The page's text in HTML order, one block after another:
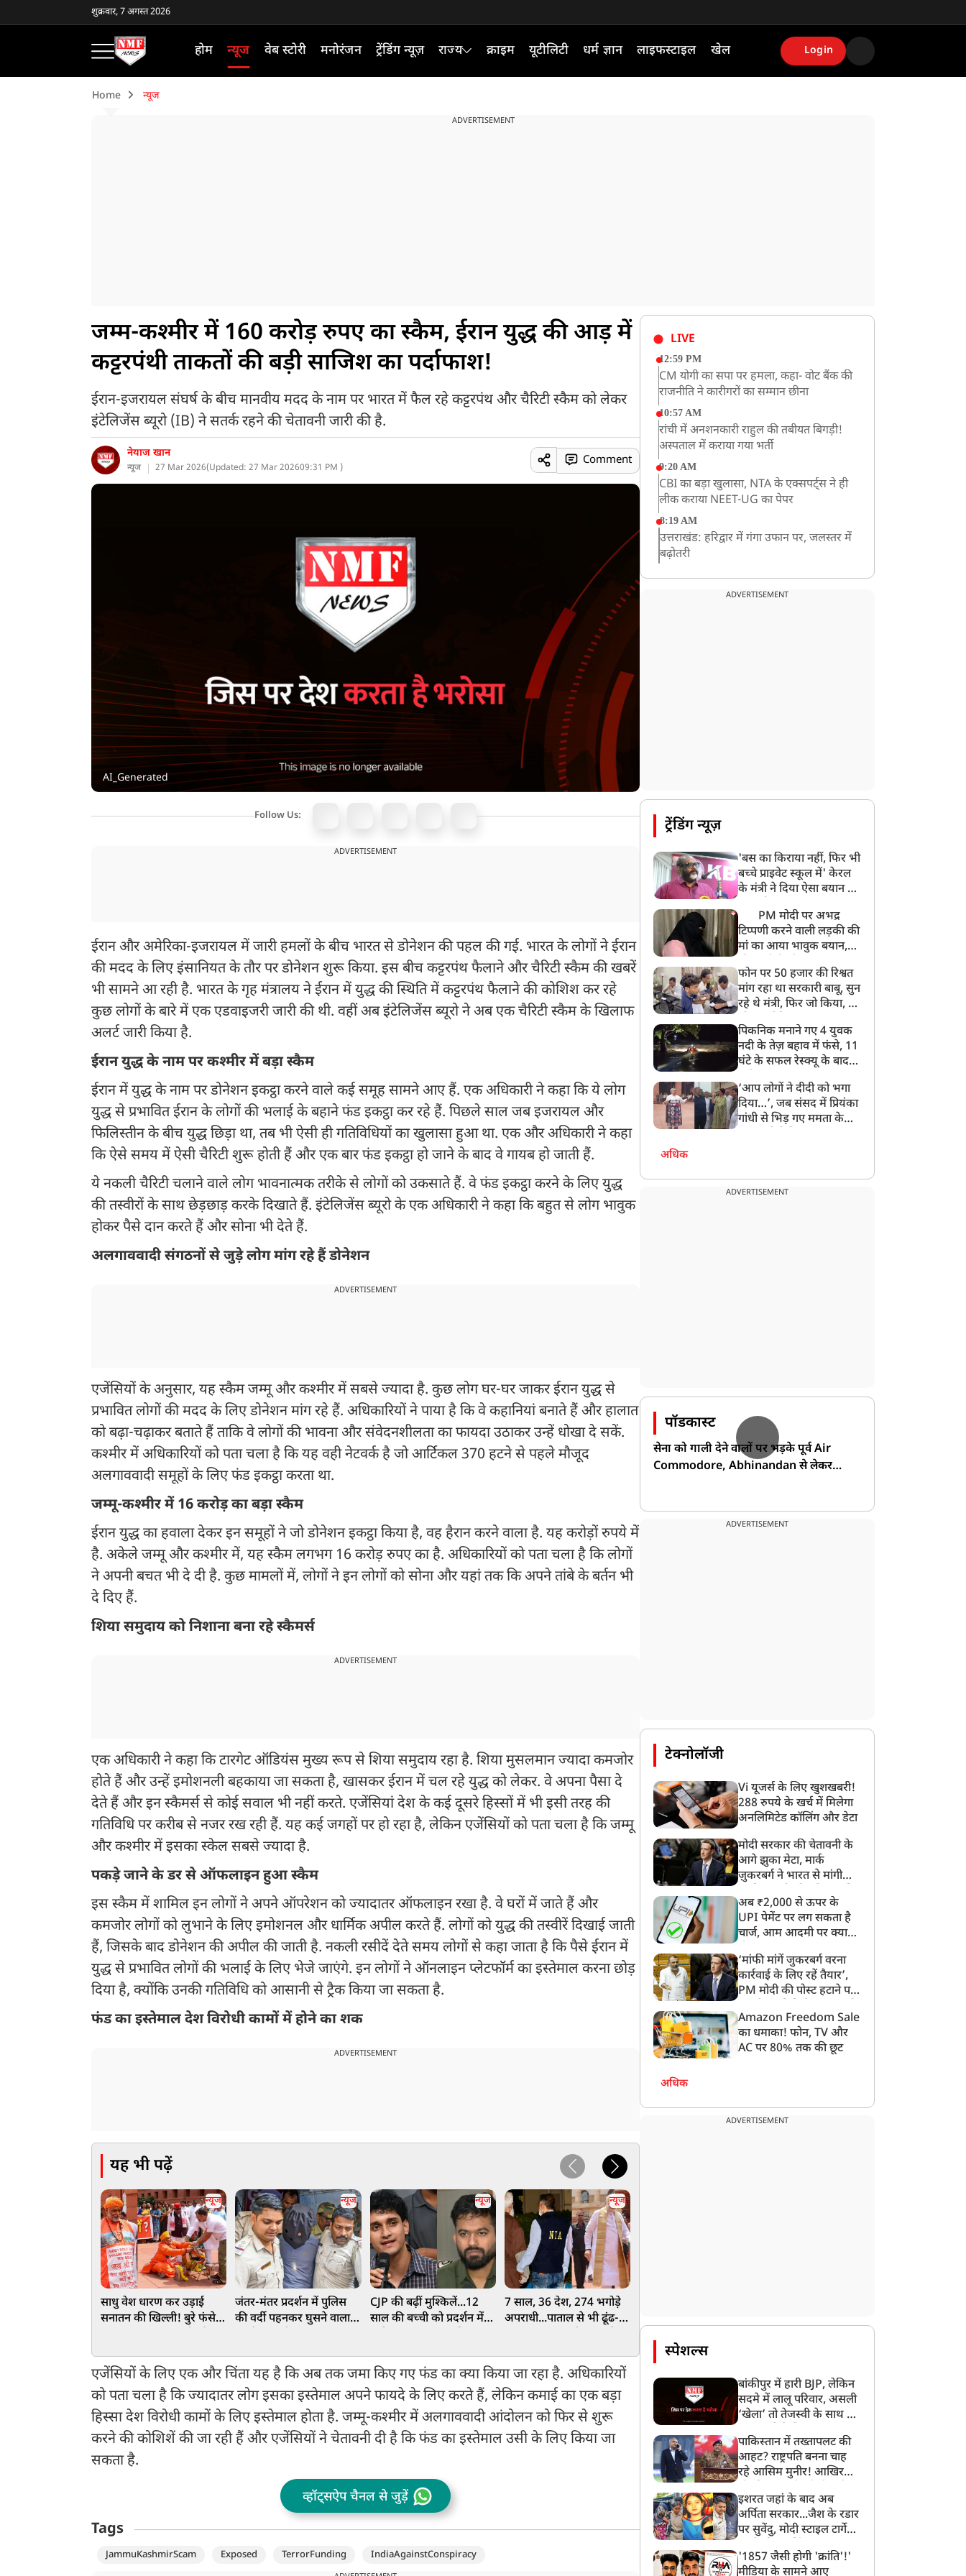
शुक्रवार, 7 अगस्त 2026
होम न्यूज वेब स्टोरी मनोरंजन ट्रेंडिंग न्यूज़ राज्य क्राइम यूटीलिटी धर्म ज्ञान लाइफस्टाइल खेल Login
Home न्यूज
ADVERTISEMENT
जम्म-कश्मीर में 160 करोड़ रुपए का स्कैम, ईरान युद्ध की आड़ में
कट्टरपंथी ताकतों की बड़ी साजिश का पर्दाफाश!
ईरान-इजरायल संघर्ष के बीच मानवीय मदद के नाम पर भारत में फैल रहे कट्टरपंथ और चैरिटी स्कैम को लेकर
इंटेलिजेंस ब्यूरो (IB) ने सतर्क रहने की चेतावनी जारी की है.
नेयाज खान
न्यूज 27 Mar 2026(Updated: 27 Mar 202609:31 PM )
Comment
AI_Generated
Follow Us:
ADVERTISEMENT
ईरान और अमेरिका-इजरायल में जारी हमलों के बीच भारत से डोनेशन की पहल की गई. भारत के लोगों ने ईरान
की मदद के लिए इंसानियत के तौर पर डोनेशन शुरू किया. इस बीच कट्टरपंथ फैलाने और चैरिटी स्कैम की खबरें
भी सामने आ रही है. भारत के गृह मंत्रालय ने ईरान में युद्ध की स्थिति में कट्टरपंथ फैलाने की कोशिश कर रहे
कुछ लोगों के बारे में एक एडवाइजरी जारी की थी. वहीं अब इंटेलिजेंस ब्यूरो ने अब एक चैरिटी स्कैम के खिलाफ
अलर्ट जारी किया है.
ईरान युद्ध के नाम पर कश्मीर में बड़ा स्कैम
ईरान में युद्ध के नाम पर डोनेशन इकट्ठा करने वाले कई समूह सामने आए हैं. एक अधिकारी ने कहा कि ये लोग
युद्ध से प्रभावित ईरान के लोगों की भलाई के बहाने फंड इकट्ठा कर रहे हैं. पिछले साल जब इजरायल और
फिलिस्तीन के बीच युद्ध छिड़ा था, तब भी ऐसी ही गतिविधियों का खुलासा हुआ था. एक और अधिकारी ने कहा
कि ऐसे समय में ऐसी चैरिटी शुरू होती हैं और एक बार फंड इकट्ठा हो जाने के बाद वे गायब हो जाती हैं.
ये नकली चैरिटी चलाने वाले लोग भावनात्मक तरीके से लोगों को उकसाते हैं. वे फंड इकट्ठा करने के लिए युद्ध
की तस्वीरों के साथ छेड़छाड़ करके दिखाते हैं. इंटेलिजेंस ब्यूरो के एक अधिकारी ने कहा कि बहुत से लोग भावुक
होकर पैसे दान करते हैं और सोना भी देते हैं.
अलगाववादी संगठनों से जुड़े लोग मांग रहे हैं डोनेशन
ADVERTISEMENT
एजेंसियों के अनुसार, यह स्कैम जम्मू और कश्मीर में सबसे ज्यादा है. कुछ लोग घर-घर जाकर ईरान युद्ध से
प्रभावित लोगों की मदद के लिए डोनेशन मांग रहे हैं. अधिकारियों ने पाया है कि वे कहानियां बनाते हैं और हालात
को बढ़ा-चढ़ाकर बताते हैं ताकि वे लोगों की भावना और संवेदनशीलता का फायदा उठाकर उन्हें धोखा दे सकें.
कश्मीर में अधिकारियों को पता चला है कि यह वही नेटवर्क है जो आर्टिकल 370 हटने से पहले मौजूद
अलगाववादी समूहों के लिए फंड इकट्ठा करता था.
जम्मू-कश्मीर में 16 करोड़ का बड़ा स्कैम
ईरान युद्ध का हवाला देकर इन समूहों ने जो डोनेशन इकट्ठा किया है, वह हैरान करने वाला है. यह करोड़ों रुपये में
है. अकेले जम्मू और कश्मीर में, यह स्कैम लगभग 16 करोड़ रुपए का है. अधिकारियों को पता चला है कि लोगों
ने अपनी बचत भी दे दी है. कुछ मामलों में, लोगों ने इन लोगों को सोना और यहां तक कि अपने तांबे के बर्तन भी
दे दिए हैं.
शिया समुदाय को निशाना बना रहे स्कैमर्स
ADVERTISEMENT
एक अधिकारी ने कहा कि टारगेट ऑडियंस मुख्य रूप से शिया समुदाय रहा है. शिया मुसलमान ज्यादा कमजोर
होते हैं और उन्हें इमोशनली बहकाया जा सकता है, खासकर ईरान में चल रहे युद्ध को लेकर. वे अपना पैसा दे
देते हैं और इन स्कैमर्स से कोई सवाल भी नहीं करते. एजेंसियां ​​देश के कई दूसरे हिस्सों में भी इसी तरह की
गतिविधि पर करीब से नजर रख रही हैं. यह कई जगहों पर हो रहा है, लेकिन एजेंसियों को पता चला है कि जम्मू
और कश्मीर में इसका स्केल सबसे ज्यादा है.
पकड़े जाने के डर से ऑफलाइन हुआ स्कैम
इस स्कैम में शामिल इन लोगों ने अपने ऑपरेशन को ज्यादातर ऑफलाइन रखा है. वे घरों में जाते हैं और
कमजोर लोगों को लुभाने के लिए इमोशनल और धार्मिक अपील करते हैं. लोगों को युद्ध की तस्वीरें दिखाई जाती
हैं, जिसके बाद डोनेशन की अपील की जाती है. नकली रसीदें देते समय लोगों से कहा जाता है कि पैसे ईरान में
युद्ध से प्रभावित लोगों की भलाई के लिए भेजे जाएंगे. इन लोगों ने ऑनलाइन प्लेटफॉर्म का इस्तेमाल करना छोड़
दिया है, क्योंकि उनकी गतिविधि को आसानी से ट्रैक किया जा सकता है.
फंड का इस्तेमाल देश विरोधी कामों में होने का शक
ADVERTISEMENT
यह भी पढ़ें
न्यूज
साधु वेश धारण कर उड़ाई
सनातन की खिल्ली! बुरे फंसे
FIR दर्ज
न्यूज
जंतर-मंतर प्रदर्शन में पुलिस
की वर्दी पहनकर घुसने वाला
न्यूज
CJP की बढ़ीं मुश्किलें...12
साल की बच्ची को प्रदर्शन में
POCSO एक्ट में शिकायत!
न्यूज
7 साल, 36 देश, 274 भगोड़े
अपराधी...पाताल से भी ढूंढ-
संपत्ति भी जब्त
निकली भव्य तिरंगा रैली, PDP
ने किया विरोध, महबूबा मुफ्ती
ने दिया धरना
के बाहर दो युवाओं ने दिया
एजेंसियों के लिए एक और चिंता यह है कि अब तक जमा किए गए फंड का क्या किया जा रहा है. अधिकारियों
को पता चला है कि ज्यादातर लोग इसका इस्तेमाल अपने फायदे के लिए करते हैं, लेकिन कमाई का एक बड़ा
हिस्सा देश विरोधी कामों के लिए इस्तेमाल होता है. जम्मू-कश्मीर में अलगाववादी आंदोलन को फिर से शुरू
करने की कोशिशें की जा रही हैं और एजेंसियों ने चेतावनी दी है कि फंड का इस्तेमाल उसी के लिए किया जा
सकता है.
व्हॉट्सऐप चैनल से जुड़ें
Tags
JammuKashmirScam Exposed TerrorFunding IndiaAgainstConspiracy
LIVE
12:59 PM
CM योगी का सपा पर हमला, कहा- वोट बैंक की
राजनीति ने कारीगरों का सम्मान छीना
10:57 AM
रांची में अनशनकारी राहुल की तबीयत बिगड़ी!
अस्पताल में कराया गया भर्ती
9:20 AM
CBI का बड़ा खुलासा, NTA के एक्सपर्ट्स ने ही
लीक कराया NEET-UG का पेपर
8:19 AM
उत्तराखंड: हरिद्वार में गंगा उफान पर, जलस्तर में
बढ़ोतरी
UP: लखनऊ में चलती कार में लगी आग, युवक
ADVERTISEMENT
ट्रेंडिंग न्यूज़
'बस का किराया नहीं, फिर भी
बच्चे प्राइवेट स्कूल में' केरल
के मंत्री ने दिया ऐसा बयान की
PM मोदी पर अभद्र
टिप्पणी करने वाली लड़की की
मां का आया भावुक बयान,
बेटी को गोद लें प्रधानमंत्री
फोन पर 50 हजार की रिश्वत
मांग रहा था सरकारी बाबू, सुन
रहे थे मंत्री, फिर जो किया, वो
पिकनिक मनाने गए 4 युवक
नदी के तेज़ बहाव में फंसे, 11
घंटे के सफल रेस्क्यू के बाद
‘आप लोगों ने दीदी को भगा
दिया…’, जब संसद में प्रियंका
गांधी से भिड़ गए ममता के
अधिक
ADVERTISEMENT
पॉडकास्ट
सेना को गाली देने वालों पर भड़के पूर्व Air
Commodore, Abhinandan से लेकर
ADVERTISEMENT
टेक्नोलॉजी
Vi यूजर्स के लिए खुशखबरी!
288 रुपये के खर्च में मिलेगा
अनलिमिटेड कॉलिंग और डेटा
मोदी सरकार की चेतावनी के
आगे झुका मेटा, मार्क
ज़ुकरबर्ग ने भारत से मांगी
अब ₹2,000 से ऊपर के
UPI पेमेंट पर लग सकता है
चार्ज, आम आदमी पर क्या
‘मांफी मांगें जुकरबर्ग वरना
कार्रवाई के लिए रहें तैयार’,
PM मोदी की पोस्ट हटाने पर
लगाई फटकार
Amazon Freedom Sale
का धमाका! फोन, TV और
AC पर 80% तक की छूट
अधिक
ADVERTISEMENT
स्पेशल्स
बांकीपुर में हारी BJP, लेकिन
सदमे में लालू परिवार, असली
‘खेला’ तो तेजस्वी के साथ हो
पाकिस्तान में तख्तापलट की
आहट? राष्ट्रपति बनना चाह
रहे आसिम मुनीर! आखिर
बनाया मोहरा?
इशरत जहां के बाद अब
अर्पिता सरकार...जैश के रडार
पर सुवेंदु, मोदी स्टाइल टार्गेट
बड़ा एक्शन!
'1857 जैसी होगी 'क्रांति'!'
मीडिया के सामने आए